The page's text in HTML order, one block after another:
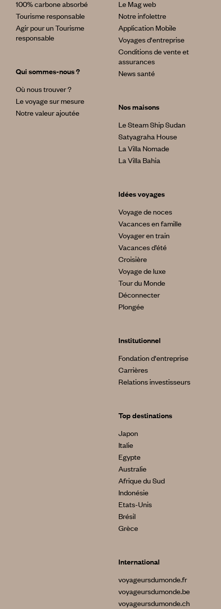
100% carbone absorbé
Tourisme responsable
Agir pour un Tourisme
responsable
Qui sommes-nous ?
Où nous trouver ?
Le voyage sur mesure
Notre valeur ajoutée
Le Mag web
Notre infolettre
Application Mobile
Voyages d'entreprise
Conditions de vente et
assurances
News santé
Nos maisons
Le Steam Ship Sudan
Satyagraha House
La Villa Nomade
La Villa Bahia
Idées voyages
Voyage de noces
Vacances en famille
Voyager en train
Vacances d’été
Croisière
Voyage de luxe
Tour du Monde
Déconnecter
Plongée
Institutionnel
Fondation d'entreprise
Carrières
Relations investisseurs
Top destinations
Japon
Italie
Egypte
Australie
Afrique du Sud
Indonésie
Etats-Unis
Brésil
Grèce
International
voyageursdumonde.fr
voyageursdumonde.be
voyageursdumonde.ch